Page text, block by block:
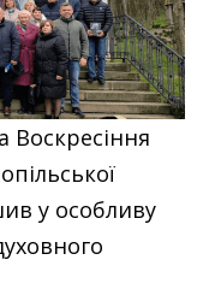
Воскресіння
у особливу